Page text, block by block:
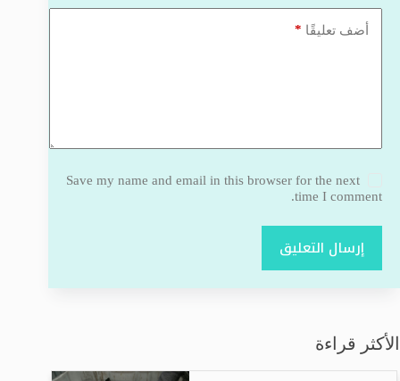
أضف تعليقًا *
Save my name and email in this browser for the next
time I comment.
إرسال التعليق
الأكثر قراءة